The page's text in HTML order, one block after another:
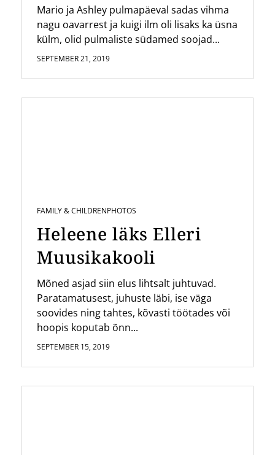
Mario ja Ashley pulmapäeval sadas vihma
nagu oavarrest ja kuigi ilm oli lisaks ka üsna
külm, olid pulmaliste südamed soojad...
SEPTEMBER 21, 2019
FAMILY & CHILDRENPHOTOS
Heleene läks Elleri
Muusikakooli
Mõned asjad siin elus lihtsalt juhtuvad.
Paratamatusest, juhuste läbi, ise väga
soovides ning tahtes, kõvasti töötades või
hoopis koputab õnn...
SEPTEMBER 15, 2019